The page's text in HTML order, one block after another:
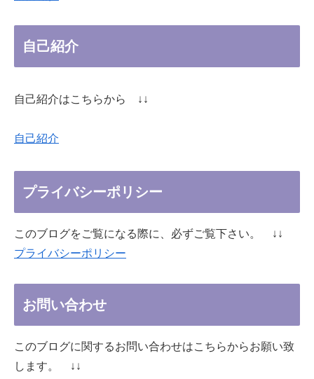
自己紹介
自己紹介はこちらから ↓↓
自己紹介
プライバシーポリシー
このブログをご覧になる際に、必ずご覧下さい。 ↓↓
プライバシーポリシー
お問い合わせ
このブログに関するお問い合わせはこちらからお願い致
します。 ↓↓